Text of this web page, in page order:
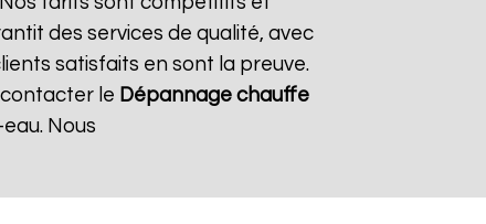
des services de qualité, avec
satisfaits en sont la preuve.
contacter le Dépannage chauffe
Nous